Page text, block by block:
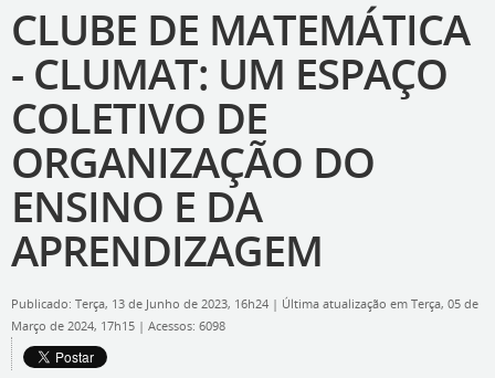
CLUBE DE MATEMÁTICA
- CLUMAT: UM ESPAÇO
COLETIVO DE
ORGANIZAÇÃO DO
ENSINO E DA
APRENDIZAGEM
Publicado: Terça, 13 de Junho de 2023, 16h24 | Última atualização em Terça, 05 de
Março de 2024, 17h15 | Acessos: 6098